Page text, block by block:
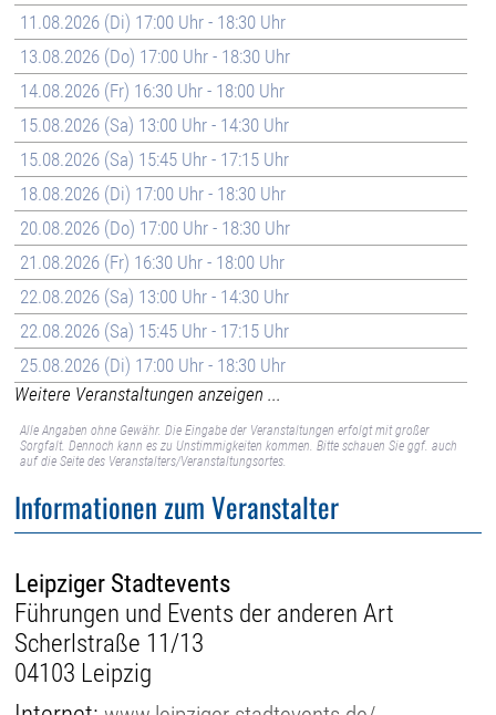
11.08.2026 (Di) 17:00 Uhr - 18:30 Uhr
13.08.2026 (Do) 17:00 Uhr - 18:30 Uhr
14.08.2026 (Fr) 16:30 Uhr - 18:00 Uhr
15.08.2026 (Sa) 13:00 Uhr - 14:30 Uhr
15.08.2026 (Sa) 15:45 Uhr - 17:15 Uhr
18.08.2026 (Di) 17:00 Uhr - 18:30 Uhr
20.08.2026 (Do) 17:00 Uhr - 18:30 Uhr
21.08.2026 (Fr) 16:30 Uhr - 18:00 Uhr
22.08.2026 (Sa) 13:00 Uhr - 14:30 Uhr
22.08.2026 (Sa) 15:45 Uhr - 17:15 Uhr
25.08.2026 (Di) 17:00 Uhr - 18:30 Uhr
Weitere Veranstaltungen anzeigen ...
Alle Angaben ohne Gewähr. Die Eingabe der Veranstaltungen erfolgt mit großer
Sorgfalt. Dennoch kann es zu Unstimmigkeiten kommen. Bitte schauen Sie ggf. auch
auf die Seite des Veranstalters/Veranstaltungsortes.
Informationen zum Veranstalter
Leipziger Stadtevents
Führungen und Events der anderen Art
Scherlstraße 11/13
04103 Leipzig